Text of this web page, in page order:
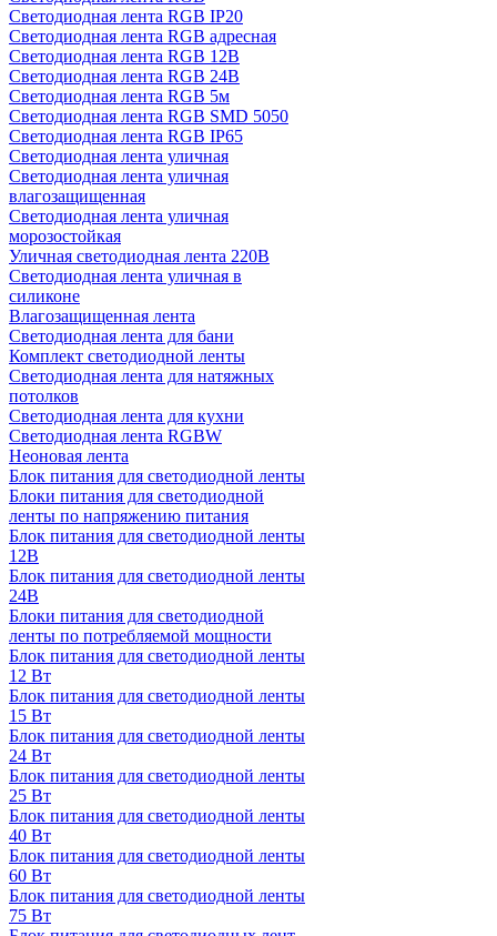
Светодиодная лента RGB IP20
Светодиодная лента RGB адресная
Светодиодная лента RGB 12В
Светодиодная лента RGB 24В
Светодиодная лента RGB 5м
Светодиодная лента RGB SMD 5050
Светодиодная лента RGB IP65
Светодиодная лента уличная
Светодиодная лента уличная
влагозащищенная
Светодиодная лента уличная
морозостойкая
Уличная светодиодная лента 220В
Светодиодная лента уличная в
силиконе
Влагозащищенная лента
Светодиодная лента для бани
Комплект светодиодной ленты
Светодиодная лента для натяжных
потолков
Светодиодная лента для кухни
Светодиодная лента RGBW
Неоновая лента
Блок питания для светодиодной ленты
Блоки питания для светодиодной
ленты по напряжению питания
Блок питания для светодиодной ленты
12В
Блок питания для светодиодной ленты
24В
Блоки питания для светодиодной
ленты по потребляемой мощности
Блок питания для светодиодной ленты
12 Вт
Блок питания для светодиодной ленты
15 Вт
Блок питания для светодиодной ленты
24 Вт
Блок питания для светодиодной ленты
25 Вт
Блок питания для светодиодной ленты
40 Вт
Блок питания для светодиодной ленты
60 Вт
Блок питания для светодиодной ленты
75 Вт